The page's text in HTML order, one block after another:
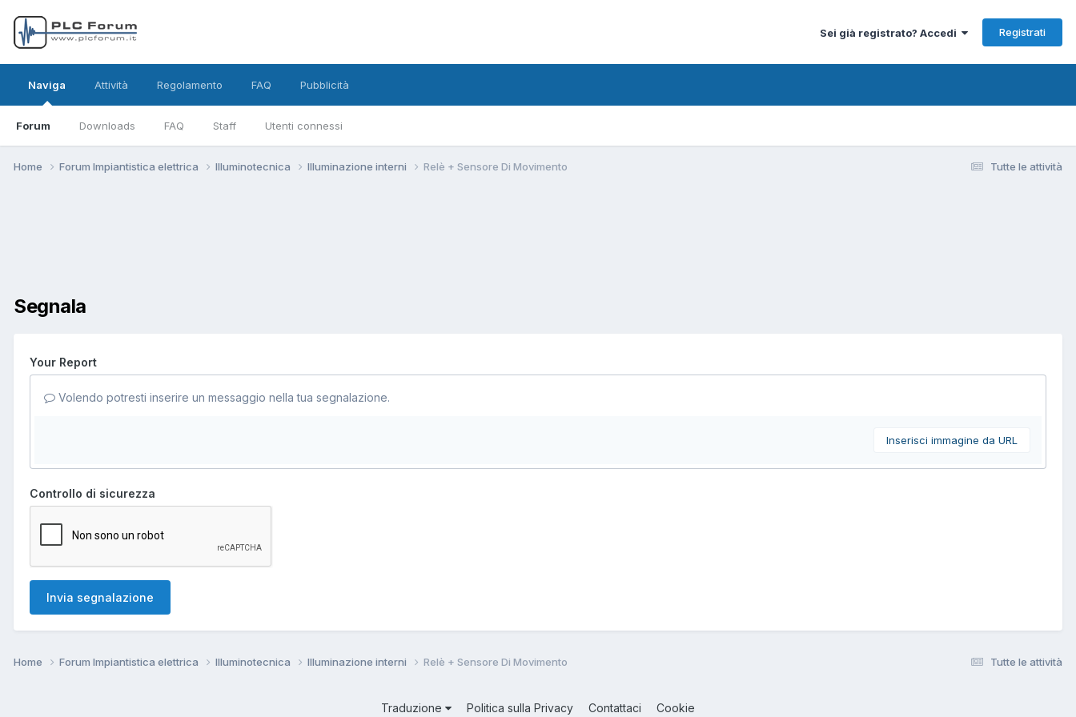
Sei già registrato? Accedi Registrati
Naviga
Forum Downloads FAQ Staff Utenti connessi
Attività Regolamento FAQ Pubblicità
Tutte le attività
Home Forum Impiantistica elettrica Illuminotecnica Illuminazione interni Relè + Sensore Di Movimento
Segnala
Your Report
Volendo potresti inserire un messaggio nella tua segnalazione.
Inserisci immagine da URL
Controllo di sicurezza
Invia segnalazione
Tutte le attività
Home Forum Impiantistica elettrica Illuminotecnica Illuminazione interni Relè + Sensore Di Movimento
Traduzione Politica sulla Privacy Contattaci Cookie